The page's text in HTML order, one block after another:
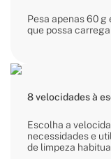
Pesa apenas 60 g
que possa
8 velocidades à
Escolha a
necessidades e
de limpeza